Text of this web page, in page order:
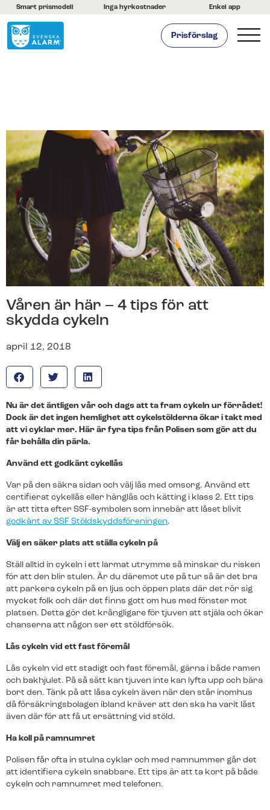
Smart prismodell Inga hyrkostnader Enkel app
Prisförslag
Våra produkter för hemmet
Hemlarm
Ett uppkopplat larm som ger dig full kontroll över ditt
hem. Med vår smarta app håller dig ständigt
uppdaterad.
Live kamerabevakning
Kamerabevakning med högupplösta kameror som
streamar live-video till din app.
Brandlarm
effektivt skydd vid brand.
Teckna larmtjänst
För dig som redan har utrustningen och vill ansluta
till larmtjänst.
Våra produkter för företag
Företagslarm
Ett uppkopplat larm som ger dig full kontroll över din
arbetsplats. Med vår smarta app håller du dig
ständigt uppdaterad.
Live Kamerabevakning
Kamerabevakning med högupplösta kameror som
streamar live-video till din app.
Larmväska
byggarbetsplatser och evenemang.
Teckna larmtjänst
För dig som redan har utrustningen och vill ansluta
till larmtjänst.
Svenska Alarm
Om oss
Byt till oss
Vi tar hand om allt ifrån uppsägning och nedmontering
nya.
Vi är certifierade
av ditt gamla larm till installation och driftsättning av ditt
Jobba hos oss
Vi tar hand om allt ifrån uppsägning och nedmontering
nya.
Franchise
Bli en del av Svenska Alarm.
Senaste nytt
miljoner
Svenska Alarm redovisar ännu ett starkt
år med kraftig tillväxt i både omsättning
och organisation. Med 65 medarbetare
och nya…
Linköping får lokal
larmexpertis – Svenska Alarm
expanderar med nya
Sök på SvenskaAlarm.se
Hjälpcenter
Våren är här – 4 tips för att
skydda cykeln
april 12, 2018
Nu är det äntligen vår och dags att ta fram cykeln ur förrådet!
Dock är det ingen hemlighet att cykelstölderna ökar i takt med
att vi cyklar mer. Här är fyra tips från Polisen som gör att du
får behålla din pärla.
Använd ett godkänt cykellås
Var på den säkra sidan och välj lås med omsorg. Använd ett
certifierat cykellås eller hänglås och kätting i klass 2. Ett tips
är att titta efter SSF-symbolen som innebär att låset blivit
godkänt av SSF Stöldskyddsföreningen.
Välj en säker plats att ställa cykeln på
Ställ alltid in cykeln i ett larmat utrymme så minskar du risken
för att den blir stulen. Är du däremot ute på tur så är det bra
att parkera cykeln på en ljus och öppen plats där det rör sig
mycket folk och där det finns gott om hus med fönster mot
platsen. Detta gör det krångligare för tjuven att stjäla och ökar
chanserna att någon ser ett stöldförsök.
Lås cykeln vid ett fast föremål
Lås cykeln vid ett stadigt och fast föremål, gärna i både ramen
och bakhjulet. På så sätt kan tjuven inte kan lyfta upp och bära
bort den. Tänk på att låsa cykeln även när den står inomhus
då försäkringsbolagen ibland kräver att den ska ha varit låst
även där för att få ut ersättning vid stöld.
Ha koll på ramnumret
Polisen får ofta in stulna cyklar och med ramnummer går det
att identifiera cykeln snabbare. Ett tips är att ta kort på både
cykeln och ramnumret med telefonen.